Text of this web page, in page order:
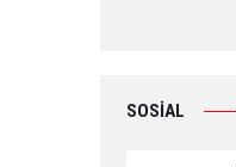
SOSİAL